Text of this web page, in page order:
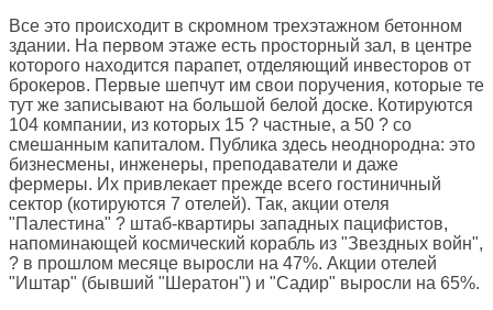
Все это происходит в скромном трехэтажном бетонном
здании. На первом этаже есть просторный зал, в центре
которого находится парапет, отделяющий инвесторов от
брокеров. Первые шепчут им свои поручения, которые те
тут же записывают на большой белой доске. Котируются
104 компании, из которых 15 ? частные, а 50 ? со
смешанным капиталом. Публика здесь неоднородна: это
бизнесмены, инженеры, преподаватели и даже
фермеры. Их привлекает прежде всего гостиничный
сектор (котируются 7 отелей). Так, акции отеля
"Палестина" ? штаб-квартиры западных пацифистов,
напоминающей космический корабль из "Звездных войн",
? в прошлом месяце выросли на 47%. Акции отелей
"Иштар" (бывший "Шератон") и "Садир" выросли на 65%.